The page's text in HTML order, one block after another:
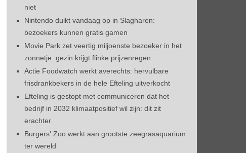
niet
Nintendo duikt vandaag op in Slagharen:
bezoekers kunnen gratis gamen
Movie Park zet veertig miljoenste bezoeker in het
zonnetje: gezin krijgt flinke prijzenregen
Actie Foodwatch werkt averechts: hervulbare
frisdrankbekers in de hele Efteling uitverkocht
Efteling is gestopt met communiceren dat het
bedrijf in 2032 klimaatpositief wil zijn: dit zit
erachter
Burgers' Zoo werkt aan grootste zeegrasaquarium
ter wereld